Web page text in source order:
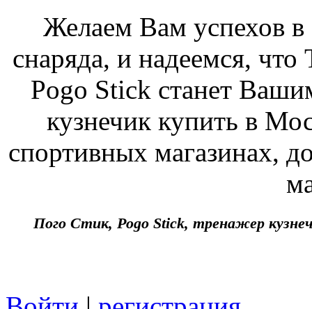
Желаем Вам успехов в
снаряда, и надеемся,
Pogo Stick станет
кузнечик купить в
спортивных магазинах,
Пого Стик, Pogo Stick, тренажер